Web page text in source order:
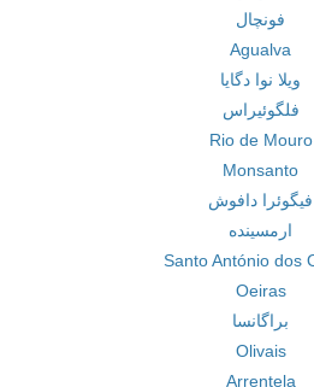
فونچال
Agualva
ویلا نوا دگایا
فلگوئیراس
Rio de Mouro
Monsanto
فیگوئرا دافوش
ارمسینده
Santo António dos
Oeiras
براگانسا
Olivais
Arrentela